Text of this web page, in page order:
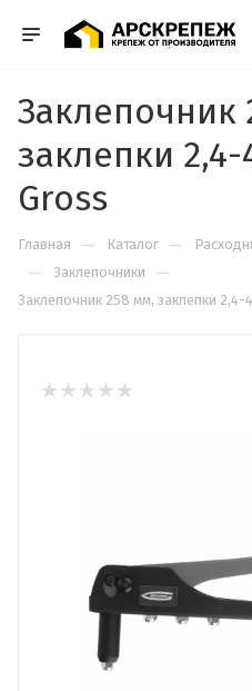
Заклепочник
заклепки
Gross
Главная — Каталог —
— Заклепочники —
Заклепочник 258 мм, заклепки